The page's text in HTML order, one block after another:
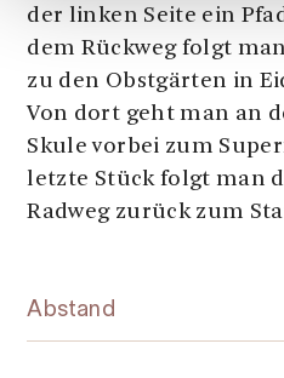
der linken Seite ein
dem Rückweg folgt
zu den Obstgärten in
Von dort geht man an
Skule vorbei zum
letzte Stück folgt man
Radweg zurück zum
Abstand